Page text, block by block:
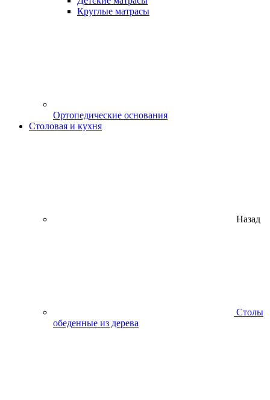
Круглые матрасы
Ортопедические основания
Столовая и кухня
Назад
Столы
обеденные из дерева